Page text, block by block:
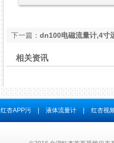
下一篇： dn100电磁流量计,4寸
相关资讯
红杏APP污 液体流量计 红杏视